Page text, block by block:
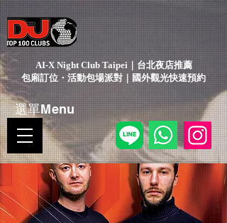
AI-X Night Club Taipei｜台北夜店推薦
包廂訂位・活動包場派對｜國外觀光快速預約
選單Menu